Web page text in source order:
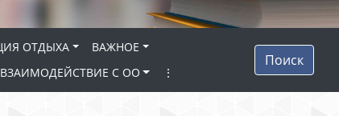
ОТДЫХА
ВАЖНОЕ
ВЗАИМОДЕЙСТВИЕ С ОО ⋮
Поиск